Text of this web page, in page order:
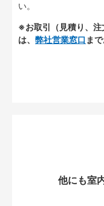
い。
※お取引（見積り、注
は、 弊社営業窓口 ま
他にも室